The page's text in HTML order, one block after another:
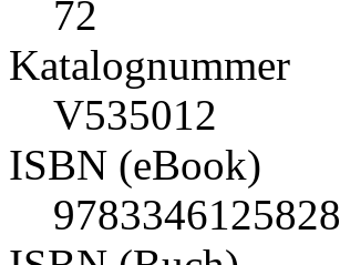
72
Katalognummer
V535012
ISBN (eBook)
9783346125828